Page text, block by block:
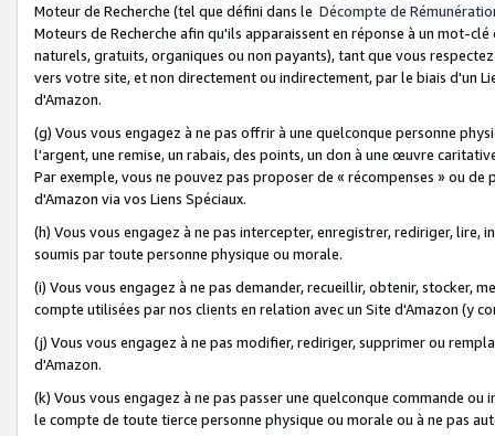
Moteur de Recherche (tel que défini dans le Décompte de
Moteurs de Recherche afin qu'ils apparaissent en réponse à un mot-
naturels, gratuits, organiques ou non payants), tant que vous
vers votre site, et non directement ou indirectement, par le biais d'un
d'Amazon.
(g) Vous vous engagez à ne pas offrir à une quelconque personne
l'argent, une remise, un rabais, des points, un don à une œuvre
Par exemple, vous ne pouvez pas proposer de « récompenses » ou
d'Amazon via vos Liens Spéciaux.
(h) Vous vous engagez à ne pas intercepter, enregistrer, rediriger,
soumis par toute personne physique ou morale.
(i) Vous vous engagez à ne pas demander, recueillir, obtenir, stocker,
compte utilisées par nos clients en relation avec un Site d'Amazon (y
(j) Vous vous engagez à ne pas modifier, rediriger, supprimer ou
d'Amazon.
(k) Vous vous engagez à ne pas passer une quelconque commande
le compte de toute tierce personne physique ou morale ou à ne pas